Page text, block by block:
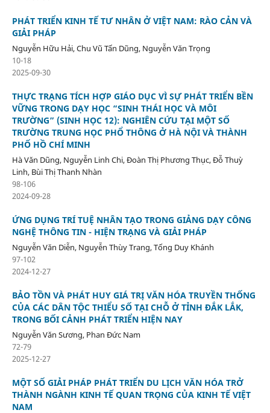
PHÁT TRIỂN KINH TẾ TƯ NHÂN Ở VIỆT NAM: RÀO CẢN VÀ
GIẢI PHÁP
Nguyễn Hữu Hải, Chu Vũ Tấn Dũng, Nguyễn Văn Trọng
10-18
2025-09-30
THỰC TRẠNG TÍCH HỢP GIÁO DỤC VÌ SỰ PHÁT TRIỂN BỀN
VỮNG TRONG DẠY HỌC “SINH THÁI HỌC VÀ MÔI
TRƯỜNG” (SINH HỌC 12): NGHIÊN CỨU TẠI MỘT SỐ
TRƯỜNG TRUNG HỌC PHỔ THÔNG Ở HÀ NỘI VÀ THÀNH
PHỐ HỒ CHÍ MINH
Hà Văn Dũng, Nguyễn Linh Chi, Đoàn Thị Phương Thục, Đỗ Thuỳ
Linh, Bùi Thị Thanh Nhàn
98-106
2024-09-28
ỨNG DỤNG TRÍ TUỆ NHÂN TẠO TRONG GIẢNG DẠY CÔNG
NGHỆ THÔNG TIN - HIỆN TRẠNG VÀ GIẢI PHÁP
Nguyễn Văn Diễn, Nguyễn Thùy Trang, Tống Duy Khánh
97-102
2024-12-27
BẢO TỒN VÀ PHÁT HUY GIÁ TRỊ VĂN HÓA TRUYỀN THỐNG
CỦA CÁC DÂN TỘC THIỂU SỐ TẠI CHỖ Ở TỈNH ĐẮK LẮK,
TRONG BỐI CẢNH PHÁT TRIỂN HIỆN NAY
Nguyễn Văn Sương, Phan Đức Nam
72-79
2025-12-27
MỘT SỐ GIẢI PHÁP PHÁT TRIỂN DU LỊCH VĂN HÓA TRỞ
THÀNH NGÀNH KINH TẾ QUAN TRỌNG CỦA KINH TẾ VIỆT
NAM